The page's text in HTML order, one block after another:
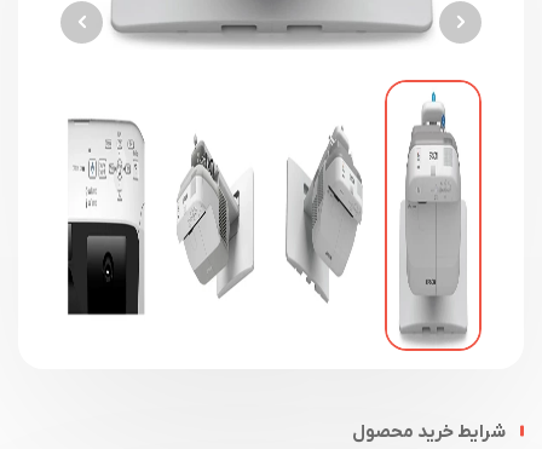
شرایط خرید محصول